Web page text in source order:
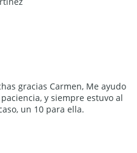
gracias Carmen, Me ayudo
y siempre estuvo al
un 10 para ella.